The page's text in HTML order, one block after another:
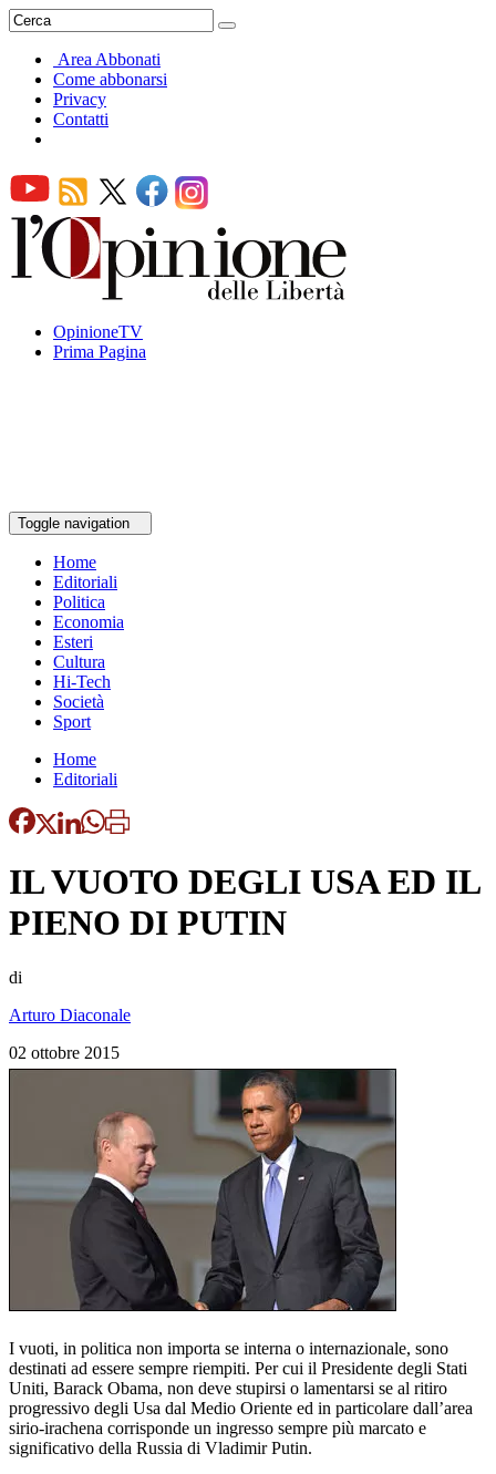
Area Abbonati
Come abbonarsi
Privacy
Contatti
OpinioneTV
Prima Pagina
Toggle navigation
Home
Editoriali
Politica
Economia
Esteri
Cultura
Hi-Tech
Società
Sport
Home
Editoriali
IL VUOTO DEGLI USA ED IL
PIENO DI PUTIN
di
Arturo Diaconale
02 ottobre 2015
I vuoti, in politica non importa se interna o internazionale, sono
destinati ad essere sempre riempiti. Per cui il Presidente degli Stati
Uniti, Barack Obama, non deve stupirsi o lamentarsi se al ritiro
progressivo degli Usa dal Medio Oriente ed in particolare dall’area
sirio-irachena corrisponde un ingresso sempre più marcato e
significativo della Russia di Vladimir Putin.